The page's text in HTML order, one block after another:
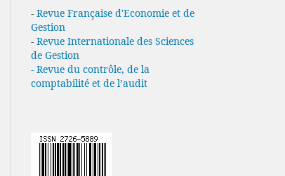
- Revue Française d'Economie et de
Gestion
- Revue Internationale des Sciences
de Gestion
- Revue du contrôle, de la
comptabilité et de l’audit